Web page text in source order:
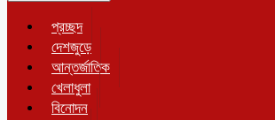
প্রচ্ছদ
দেশজুড়ে
আন্তর্জাতিক
খেলাধুলা
বিনোদন